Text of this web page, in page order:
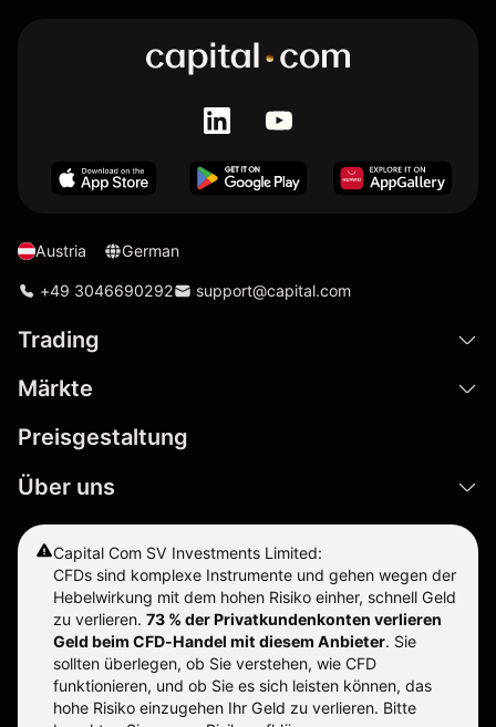
Austria German
+49 3046690292 support@capital.com
Trading
Märkte
Preisgestaltung
Über uns
Capital Com SV Investments Limited:
CFDs sind komplexe Instrumente und gehen wegen der
Hebelwirkung mit dem hohen Risiko einher, schnell Geld
zu verlieren. 73 % der Privatkundenkonten verlieren
Geld beim CFD-Handel mit diesem Anbieter. Sie
sollten überlegen, ob Sie verstehen, wie CFD
funktionieren, und ob Sie es sich leisten können, das
hohe Risiko einzugehen Ihr Geld zu verlieren. Bitte